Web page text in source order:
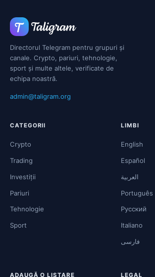
Directorul Telegram pentru grupuri și
canale. Crypto, pariuri, tehnologie,
sport și multe altele, verificate de
echipa noastră.
admin@taligram.org
CATEGORII
Crypto
Trading
Investiții
Pariuri
Tehnologie
Sport
LIMBI
English
Español
العربية
Português
Русский
Italiano
فارسی
ADAUGĂ O LISTARE LEGAL